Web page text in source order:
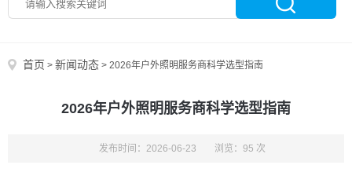
首页 > 新闻动态 > 2026年户外照明服务商科学选型指南
2026年户外照明服务商科学选型指南
发布时间：2026-06-23 浏览：95 次